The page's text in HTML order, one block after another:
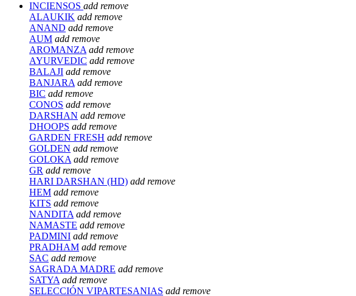
INCIENSOS add remove
ALAUKIK add remove
ANAND add remove
AUM add remove
AROMANZA add remove
AYURVEDIC add remove
BALAJI add remove
BANJARA add remove
BIC add remove
CONOS add remove
DARSHAN add remove
DHOOPS add remove
GARDEN FRESH add remove
GOLDEN add remove
GOLOKA add remove
GR add remove
HARI DARSHAN (HD) add remove
HEM add remove
KITS add remove
NANDITA add remove
NAMASTE add remove
PADMINI add remove
PRADHAM add remove
SAC add remove
SAGRADA MADRE add remove
SATYA add remove
SELECCIÓN VIPARTESANIAS add remove